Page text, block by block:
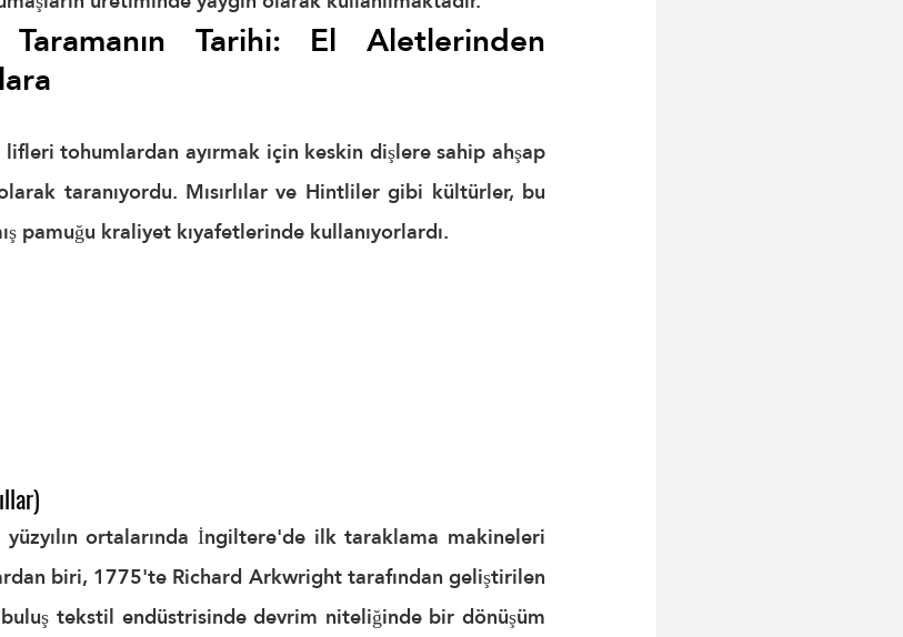
Tarihi: El Aletlerinden
tohumlardan ayırmak için keskin dişlere sahip ahşap
taranıyordu. Mısırlılar ve Hintliler gibi kültürler, bu
pamuğu kraliyet kıyafetlerinde kullanıyorlardı.
yüzyılın ortalarında İngiltere'de ilk taraklama makineleri
biri, 1775'te Richard Arkwright tarafından geliştirilen
tekstil endüstrisinde devrim niteliğinde bir dönüşüm